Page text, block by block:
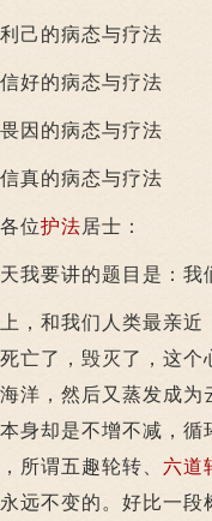
的病态与疗法
的病态与疗法
的病态与疗法
的病态与疗法
位护法居士：
要讲的题目是：我
和我们人类最亲近
亡了，毁灭了，这
洋，然后又蒸发成
身却是不增不减，
所谓五趣轮转、 六道
永远不变的。好比一